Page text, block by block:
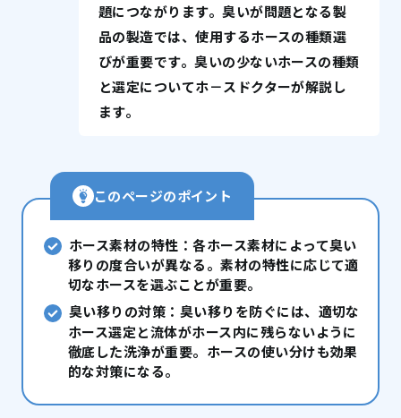
題につながります。臭いが問題となる製
品の製造では、使用するホースの種類選
びが重要です。臭いの少ないホースの種類
と選定についてホ－スドクターが解説し
ます。
このページのポイント
ホース素材の特性：各ホース素材によって臭い
移りの度合いが異なる。素材の特性に応じて適
切なホースを選ぶことが重要。
臭い移りの対策：臭い移りを防ぐには、適切な
ホース選定と流体がホース内に残らないように
徹底した洗浄が重要。ホースの使い分けも効果
的な対策になる。